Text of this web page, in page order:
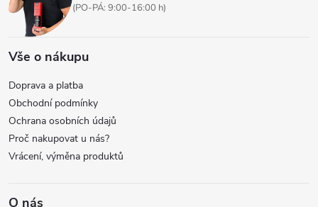
(PO-PÁ: 9:00-16:00 h)
Vše o nákupu
Doprava a platba
Obchodní podmínky
Ochrana osobních údajů
Proč nakupovat u nás?
Vrácení, výměna produktů
O nás